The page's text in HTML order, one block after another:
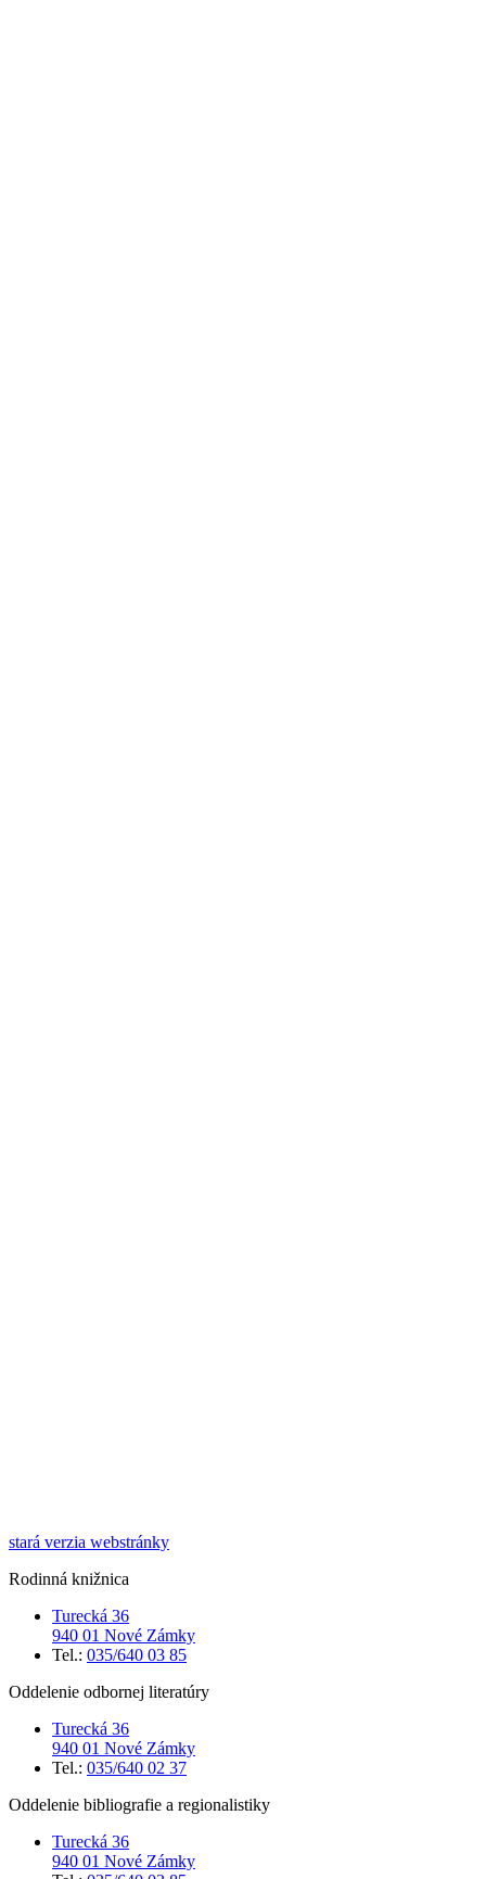
stará verzia webstránky
Rodinná knižnica
Turecká 36
940 01 Nové Zámky
Tel.: 035/640 03 85
Oddelenie odbornej literatúry
Turecká 36
940 01 Nové Zámky
Tel.: 035/640 02 37
Oddelenie bibliografie a regionalistiky
Turecká 36
940 01 Nové Zámky